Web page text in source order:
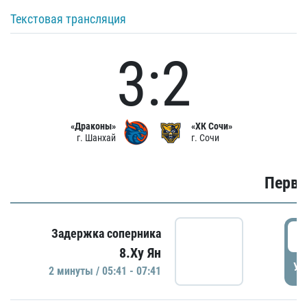
Текстовая трансляция
«Драконы»
г. Шанхай
3:2
«ХК Сочи»
г. Сочи
Задержка соперника
8.Ху Ян
2 минуты / 05:41 - 07:41